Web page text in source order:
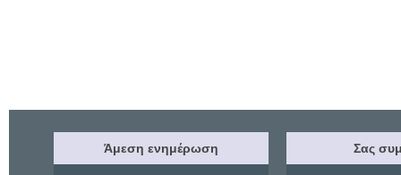
Άμεση ενημέρωση Σας